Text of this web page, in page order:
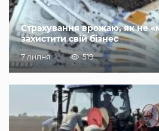
Страхування врожаю, як не
захистити свій бізнес
7 липня 519